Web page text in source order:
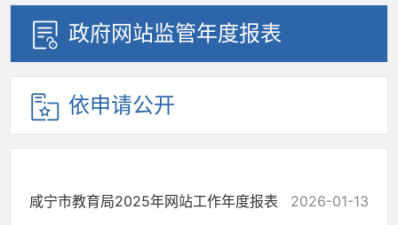
政府网站监管年度报表
依申请公开
咸宁市教育局2025年网站工作年度报表
2026-01-13